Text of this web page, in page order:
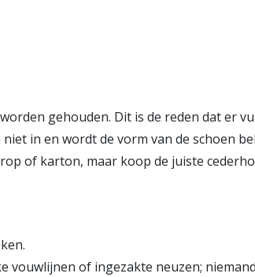
gehouden. Dit is de reden dat er
in en wordt de vorm van de schoen
of karton, maar koop de juiste
vouwlijnen of ingezakte neuzen;